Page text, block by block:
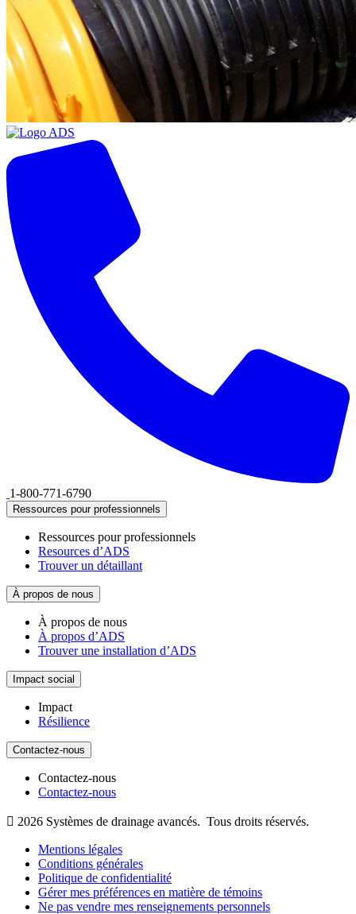
1-800-771-6790
Ressources pour professionnels
Ressources pour professionnels
Resources d’ADS
Trouver un détaillant
À propos de nous
À propos de nous
À propos d’ADS
Trouver une installation d’ADS
Impact social
Impact
Résilience
Contactez-nous
Contactez-nous
Contactez-nous
 2026 Systèmes de drainage avancés. Tous droits réservés.
Mentions légales
Conditions générales
Politique de confidentialité
Gérer mes préférences en matière de témoins
Ne pas vendre mes renseignements personnels